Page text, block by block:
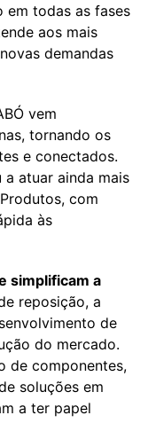
em todas as fases
aos mais
demandas
vem
tornando os
e conectados.
a atuar ainda mais
com
às
simplificam a
reposição, a
de
do mercado.
de componentes,
soluções em
a ter papel